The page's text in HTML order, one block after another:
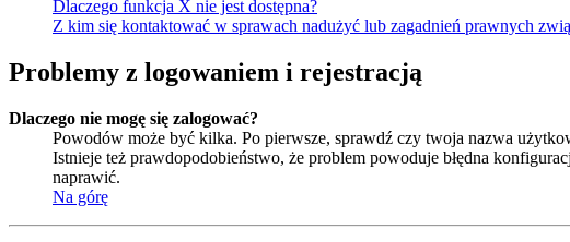
Dlaczego funkcja X nie jest dostępna?
Z kim się kontaktować w sprawach nadużyć lub zagadnień prawnych
Problemy z logowaniem i rejestracją
Dlaczego nie mogę się zalogować?
Powodów może być kilka. Po pierwsze, sprawdź czy twoja nazwa
Istnieje też prawdopodobieństwo, że problem powoduje błędna
naprawić.
Na górę